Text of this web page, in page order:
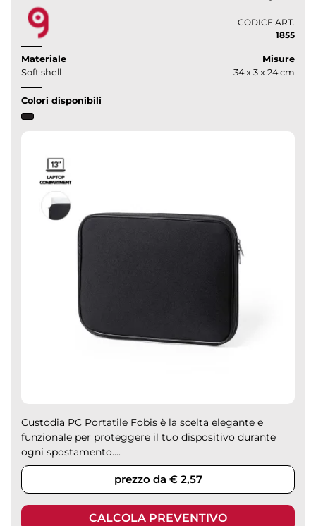
CODICE ART.
1855
Materiale
Soft shell
Misure
34 x 3 x 24 cm
Colori disponibili
Custodia PC Portatile Fobis è la scelta elegante e
funzionale per proteggere il tuo dispositivo durante
ogni spostamento....
prezzo da € 2,57
CALCOLA PREVENTIVO